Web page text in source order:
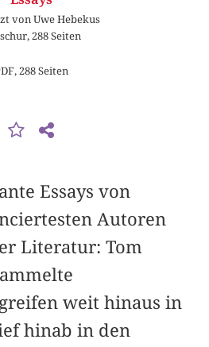
von Uwe Hebekus
288 Seiten
288 Seiten
Essays von
Autoren
­Literatur: Tom
weit hinaus in
hinab in den